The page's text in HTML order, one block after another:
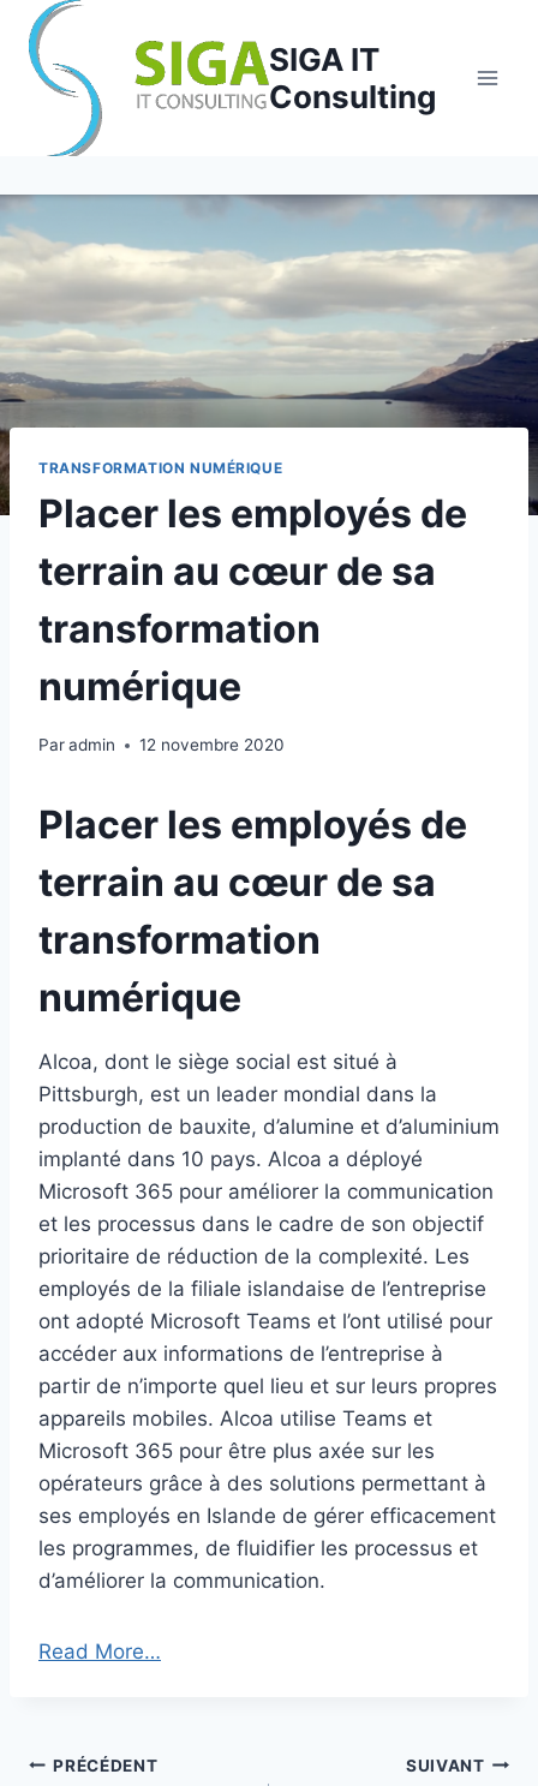
Aller
contenu
SIGA IT
Consulting
TRANSFORMATION NUMÉRIQUE
Placer les employés de
terrain au cœur de sa
transformation
numérique
Paradmin 12 novembre 2020
Placer les employés de
terrain au cœur de sa
transformation
numérique
Alcoa, dont le siège social est situé à
Pittsburgh, est un leader mondial dans la
production de bauxite, d’alumine et d’aluminium
implanté dans 10 pays. Alcoa a déployé
Microsoft 365 pour améliorer la communication
et les processus dans le cadre de son objectif
prioritaire de réduction de la complexité. Les
employés de la filiale islandaise de l’entreprise
ont adopté Microsoft Teams et l’ont utilisé pour
accéder aux informations de l’entreprise à
partir de n’importe quel lieu et sur leurs propres
appareils mobiles. Alcoa utilise Teams et
Microsoft 365 pour être plus axée sur les
opérateurs grâce à des solutions permettant à
ses employés en Islande de gérer efficacement
les programmes, de fluidifier les processus et
d’améliorer la communication.
Read More…
Navigation
PRÉCÉDENT SUIVANT